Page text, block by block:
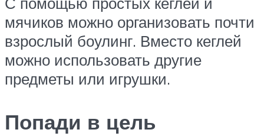
мячиков можно организовать почти
взрослый боулинг. Вместо кеглей
можно использовать другие
предметы или игрушки.
Попади в цель